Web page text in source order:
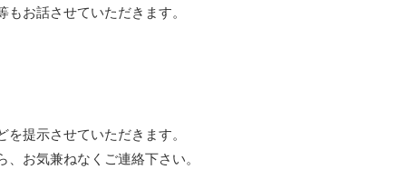
お話させていただきます。
提示させていただきます。
お気兼ねなくご連絡下さい。